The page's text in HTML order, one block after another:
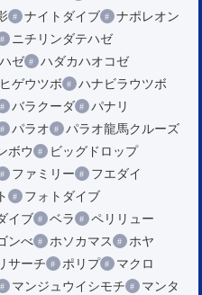
ナイトダイブ
ナポレオン
ニチリンダテハゼ
ゼ
ハダカハオコゼ
ゲウツボ
ハナビラウツボ
バラクーダ
パナリ
パラオ
パラオ龍馬クルーズ
ボウ
ビッグドロップ
ファミリー
フエダイ
フォトダイブ
イブ ベラ
ペリリュー
ンべ ホソカマス
ホヤ
サーチ ポリプ
マクロ
マンジュウイシモチ
マンタ